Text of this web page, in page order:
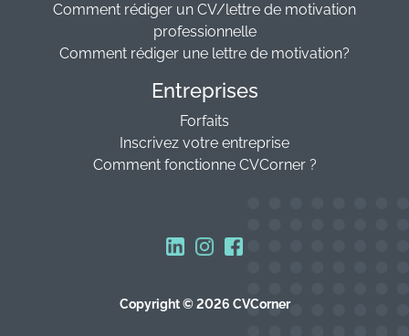
Comment rédiger un CV/lettre de motivation
professionnelle
Comment rédiger une lettre de motivation?
Entreprises
Forfaits
Inscrivez votre entreprise
Comment fonctionne CVCorner ?
Copyright © 2026 CVCorner